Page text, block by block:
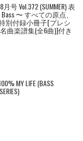
号 Vol.372 (SUMMER) 表
〜 すべての原点、
別付録小冊子[プレシ
曲楽譜集(全6曲)]付き
MY LIFE (BASS